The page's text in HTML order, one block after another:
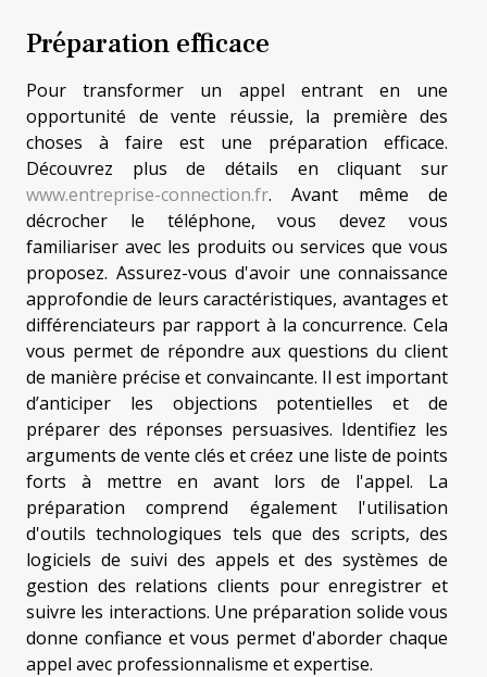
Préparation efficace
Pour transformer un appel entrant en une
opportunité de vente réussie, la première des
choses à faire est une préparation efficace.
Découvrez plus de détails en cliquant sur
www.entreprise-connection.fr. Avant même de
décrocher le téléphone, vous devez vous
familiariser avec les produits ou services que vous
proposez. Assurez-vous d'avoir une connaissance
approfondie de leurs caractéristiques, avantages et
différenciateurs par rapport à la concurrence. Cela
vous permet de répondre aux questions du client
de manière précise et convaincante. Il est important
d’anticiper les objections potentielles et de
préparer des réponses persuasives. Identifiez les
arguments de vente clés et créez une liste de points
forts à mettre en avant lors de l'appel. La
préparation comprend également l'utilisation
d'outils technologiques tels que des scripts, des
logiciels de suivi des appels et des systèmes de
gestion des relations clients pour enregistrer et
suivre les interactions. Une préparation solide vous
donne confiance et vous permet d'aborder chaque
appel avec professionnalisme et expertise.